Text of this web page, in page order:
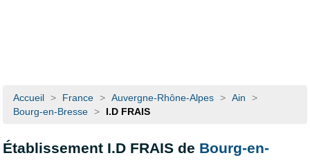
Accueil > France > Auvergne-Rhône-Alpes > Ain
>
Bourg-en-Bresse > I.D FRAIS
Établissement I.D FRAIS de Bourg-en-